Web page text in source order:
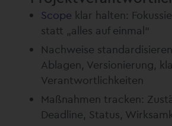
Scope klar halten:
statt „alles auf einmal“
Nachweise
Ablagen, Versionierung,
Verantwortlichkeiten
Maßnahmen tracken:
Deadline, Status,